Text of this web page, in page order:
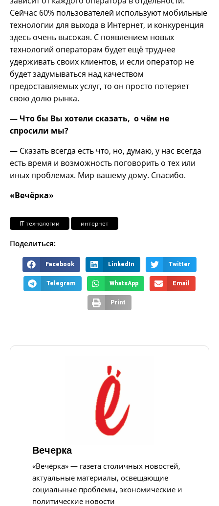
Сейчас 60% пользователей используют мобильные
технологии для выхода в Интернет, и конкуренция
здесь очень высокая. С появлением новых
технологий операторам будет ещё труднее
удерживать своих клиентов, и если оператор не
будет задумываться над качеством
предоставляемых услуг, то он просто потеряет
свою долю рынка.
— Что бы Вы хотели сказать, о чём не
спросили мы?
— Сказать всегда есть что, но, думаю, у нас всегда
есть время и возможность поговорить о тех или
иных проблемах. Мир вашему дому. Спасибо.
«Вечёрка»
IT технологии интернет
Поделиться:
Facebook LinkedIn Twitter
Telegram WhatsApp Email
Print
Вечерка
«Вечёрка» — газета столичных новостей,
актуальные материалы, освещающие
социальные проблемы, экономические и
политические новости